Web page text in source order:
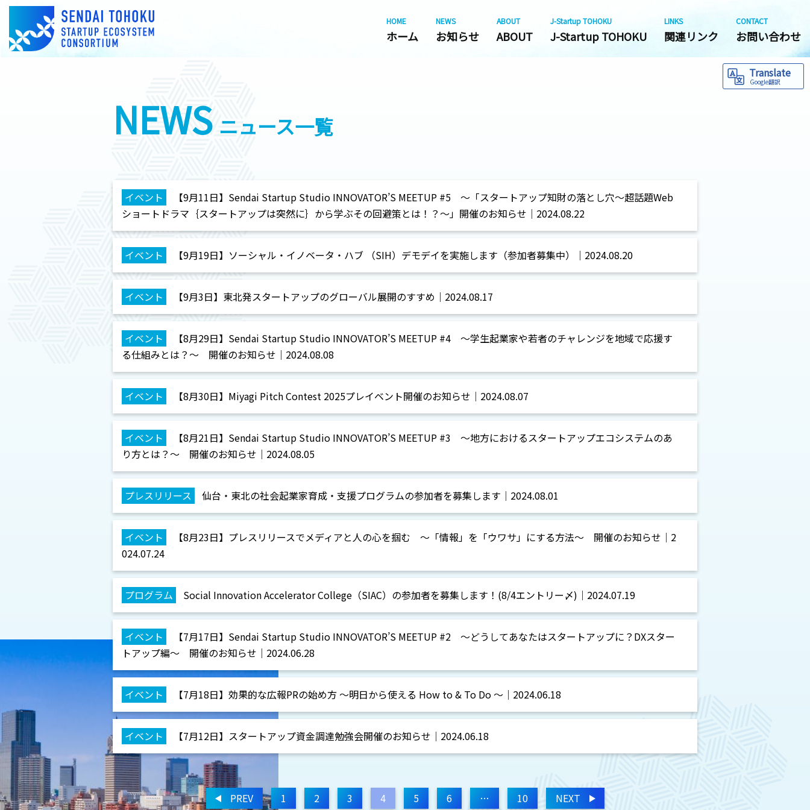
HOME
ホーム
NEWS
お知らせ
ABOUT
ABOUT
J-Startup TOHOKU
J-Startup TOHOKU
LINKS
関連リンク
CONTACT
お問い合わせ
Translate
Google翻訳
NEWS ニュース一覧
イベント
【9月11日】Sendai Startup Studio INNOVATOR’S MEETUP #5 ～「スタートアップ知財の落とし穴～超話題Web
ショートドラマ｛スタートアップは突然に｝から学ぶその回避策とは！？～」開催のお知らせ｜2024.08.22
イベント 【9月19日】ソーシャル・イノベータ・ハブ （SIH）デモデイを実施します（参加者募集中）｜2024.08.20
イベント 【9月3日】東北発スタートアップのグローバル展開のすすめ｜2024.08.17
イベント
【8月29日】Sendai Startup Studio INNOVATOR’S MEETUP #4 ～学生起業家や若者のチャレンジを地域で応援す
る仕組みとは？～ 開催のお知らせ｜2024.08.08
イベント 【8月30日】Miyagi Pitch Contest 2025プレイベント開催のお知らせ｜2024.08.07
イベント
【8月21日】Sendai Startup Studio INNOVATOR’S MEETUP #3 ～地方におけるスタートアップエコシステムのあ
り方とは？～ 開催のお知らせ｜2024.08.05
プレスリリース 仙台・東北の社会起業家育成・支援プログラムの参加者を募集します｜2024.08.01
イベント
【8月23日】プレスリリースでメディアと人の心を掴む ～「情報」を「ウワサ」にする方法～ 開催のお知らせ｜2
024.07.24
プログラム Social Innovation Accelerator College（SIAC）の参加者を募集します！(8/4エントリー〆)｜2024.07.19
イベント
【7月17日】Sendai Startup Studio INNOVATOR’S MEETUP #2 ～どうしてあなたはスタートアップに？DXスター
トアップ編～ 開催のお知らせ｜2024.06.28
イベント 【7月18日】効果的な広報PRの始め方 ～明日から使える How to & To Do ～｜2024.06.18
イベント 【7月12日】スタートアップ資金調達勉強会開催のお知らせ｜2024.06.18
PREV 1 2 3 4 5 6 … 10 NEXT